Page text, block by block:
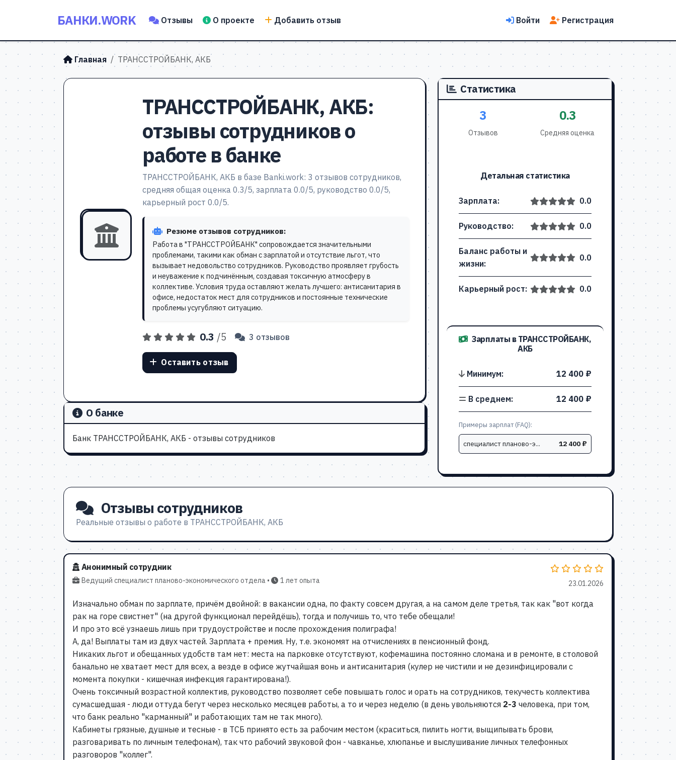
БАНКИ.WORK Отзывы О проекте Добавить отзыв Войти Регистрация
Главная ТРАНССТРОЙБАНК, АКБ
ТРАНССТРОЙБАНК, АКБ:
отзывы сотрудников о
работе в банке
ТРАНССТРОЙБАНК, АКБ в базе Banki.work: 3 отзывов сотрудников,
средняя общая оценка 0.3/5, зарплата 0.0/5, руководство 0.0/5,
карьерный рост 0.0/5.
Резюме отзывов сотрудников:
Работа в "ТРАНССТРОЙБАНК" сопровождается значительными
проблемами, такими как обман с зарплатой и отсутствие льгот, что
вызывает недовольство сотрудников. Руководство проявляет грубость
и неуважение к подчинённым, создавая токсичную атмосферу в
коллективе. Условия труда оставляют желать лучшего: антисанитария в
офисе, недостаток мест для сотрудников и постоянные технические
проблемы усугубляют ситуацию.
0.3 /5 3 отзывов
Оставить отзыв
О банке
Банк ТРАНССТРОЙБАНК, АКБ - отзывы сотрудников
Статистика
3
Отзывов
0.3
Средняя оценка
Детальная статистика
Зарплата: 0.0
Руководство: 0.0
Баланс работы и
жизни:
0.0
Карьерный рост: 0.0
Зарплаты в ТРАНССТРОЙБАНК,
АКБ
Минимум: 12 400 ₽
В среднем: 12 400 ₽
Примеры зарплат (FAQ):
специалист планово-э... 12 400 ₽
Отзывы сотрудников
Реальные отзывы о работе в ТРАНССТРОЙБАНК, АКБ
Анонимный сотрудник
Ведущий специалист планово-экономического отдела • 1 лет опыта 23.01.2026
Изначально обман по зарплате, причём двойной: в вакансии одна, по факту совсем другая, а на самом деле третья, так как "вот когда
рак на горе свистнет" (на другой функционал перейдёшь), тогда и получишь то, что тебе обещали!
И про это всё узнаешь лишь при трудоустройстве и после прохождения полиграфа!
А, да! Выплаты там из двух частей. Зарплата + премия. Ну, т.е. экономят на отчислениях в пенсионный фонд.
Никаких льгот и обещанных удобств там нет: места на парковке отсутствуют, кофемашина постоянно сломана и в ремонте, в столовой
банально не хватает мест для всех, а везде в офисе жутчайшая вонь и антисанитария (кулер не чистили и не дезинфицировали с
момента покупки - кишечная инфекция гарантирована!).
Очень токсичный возрастной коллектив, руководство позволяет себе повышать голос и орать на сотрудников, текучесть коллектива
сумасшедшая - люди оттуда бегут через несколько месяцев работы, а то и через неделю (в день увольняются 2-3 человека, при том,
что банк реально "карманный" и работающих там не так много).
Кабинеты грязные, душные и тесные - в ТСБ принято есть за рабочим местом (краситься, пилить ногти, выщипывать брови,
разговаривать по личным телефонам), так что рабочий звуковой фон - чавканье, хлюпанье и выслушивание личных телефонных
разговоров "коллег".